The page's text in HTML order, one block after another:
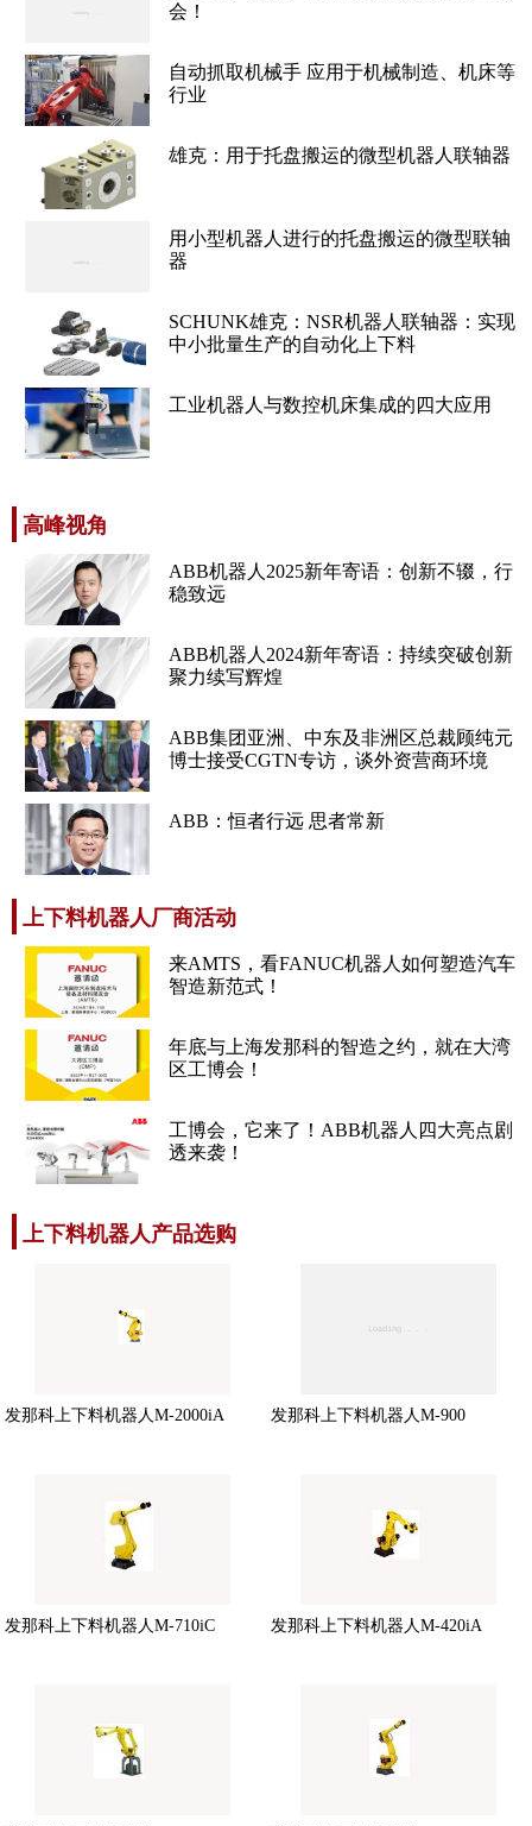
会！
自动抓取机械手 应用于机械制造、机床等
行业
雄克：用于托盘搬运的微型机器人联轴器
用小型机器人进行的托盘搬运的微型联轴
器
SCHUNK雄克：NSR机器人联轴器：实现
中小批量生产的自动化上下料
工业机器人与数控机床集成的四大应用
高峰视角
ABB机器人2025新年寄语：创新不辍，行
稳致远
ABB机器人2024新年寄语：持续突破创新
聚力续写辉煌
ABB集团亚洲、中东及非洲区总裁顾纯元
博士接受CGTN专访，谈外资营商环境
ABB：恒者行远 思者常新
上下料机器人厂商活动
来AMTS，看FANUC机器人如何塑造汽车
智造新范式！
年底与上海发那科的智造之约，就在大湾
区工博会！
工博会，它来了！ABB机器人四大亮点剧
透来袭！
上下料机器人产品选购
发那科上下料机器人M-2000iA 发那科上下料机器人M-900
发那科上下料机器人M-710iC 发那科上下料机器人M-420iA